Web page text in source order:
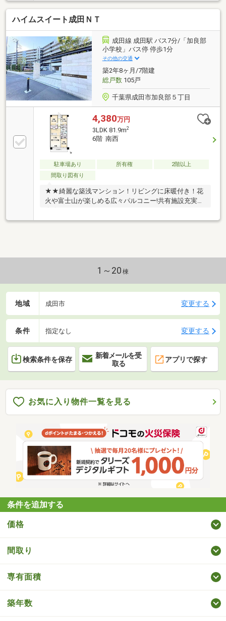
ハイムスイート成田ＮＴ
成田線 成田駅 バス7分/「加良部
小学校」バス停 停歩1分
その他の交通
築2年8ヶ月/7階建
総戸数105戸
千葉県成田市加良部５丁目
4,380万円
3LDK 81.9m2
6階 南西
駐車場あり 所有権
2階以上
間取り図有り
★★綺麗な築浅マンション！リビングに床暖付き！花
火や富士山が楽しめる広々パルコニー!共有施設充実
★★
1～20 棟
地域 成田市 変更する
条件 指定なし 変更する
検索条件を保存
新着メールを受
取る
アプリで探す
お気に入り物件一覧を見る
条件を追加する
価格
間取り
専有面積
築年数